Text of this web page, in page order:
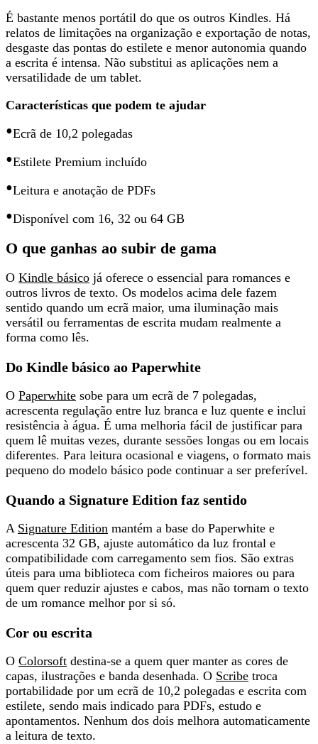
É bastante menos portátil do que os outros Kindles. Há
relatos de limitações na organização e exportação de notas,
desgaste das pontas do estilete e menor autonomia quando
a escrita é intensa. Não substitui as aplicações nem a
versatilidade de um tablet.
Características que podem te ajudar
•Ecrã de 10,2 polegadas
•Estilete Premium incluído
•Leitura e anotação de PDFs
•Disponível com 16, 32 ou 64 GB
O que ganhas ao subir de gama
O Kindle básico já oferece o essencial para romances e
outros livros de texto. Os modelos acima dele fazem
sentido quando um ecrã maior, uma iluminação mais
versátil ou ferramentas de escrita mudam realmente a
forma como lês.
Do Kindle básico ao Paperwhite
O Paperwhite sobe para um ecrã de 7 polegadas,
acrescenta regulação entre luz branca e luz quente e inclui
resistência à água. É uma melhoria fácil de justificar para
quem lê muitas vezes, durante sessões longas ou em locais
diferentes. Para leitura ocasional e viagens, o formato mais
pequeno do modelo básico pode continuar a ser preferível.
Quando a Signature Edition faz sentido
A Signature Edition mantém a base do Paperwhite e
acrescenta 32 GB, ajuste automático da luz frontal e
compatibilidade com carregamento sem fios. São extras
úteis para uma biblioteca com ficheiros maiores ou para
quem quer reduzir ajustes e cabos, mas não tornam o texto
de um romance melhor por si só.
Cor ou escrita
O Colorsoft destina-se a quem quer manter as cores de
capas, ilustrações e banda desenhada. O Scribe troca
portabilidade por um ecrã de 10,2 polegadas e escrita com
estilete, sendo mais indicado para PDFs, estudo e
apontamentos. Nenhum dos dois melhora automaticamente
a leitura de texto.